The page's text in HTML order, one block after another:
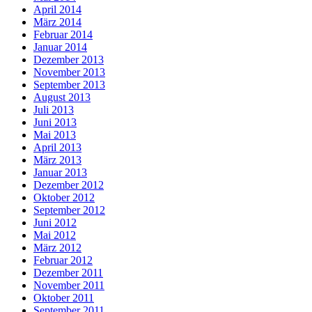
April 2014
März 2014
Februar 2014
Januar 2014
Dezember 2013
November 2013
September 2013
August 2013
Juli 2013
Juni 2013
Mai 2013
April 2013
März 2013
Januar 2013
Dezember 2012
Oktober 2012
September 2012
Juni 2012
Mai 2012
März 2012
Februar 2012
Dezember 2011
November 2011
Oktober 2011